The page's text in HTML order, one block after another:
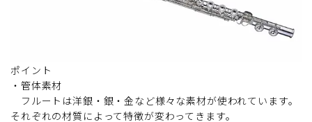
ポイント
・管体素材
フルートは洋銀・銀・金など様々な素材が使われています。
それぞれの材質によって特徴が変わってきます。